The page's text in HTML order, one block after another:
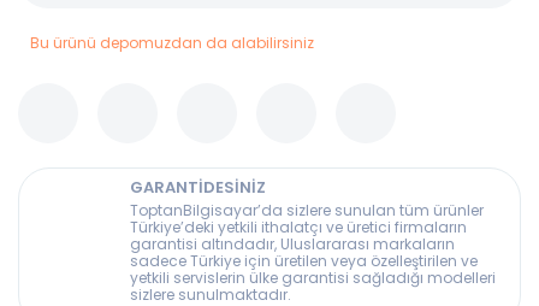
Bu ürünü depomuzdan da alabilirsiniz
GARANTİDESİNİZ
ToptanBilgisayar’da sizlere sunulan tüm ürünler
Türkiye’deki yetkili ithalatçı ve üretici firmaların
garantisi altındadır, Uluslararası markaların
sadece Türkiye için üretilen veya özelleştirilen ve
yetkili servislerin ülke garantisi sağladığı modelleri
sizlere sunulmaktadır.